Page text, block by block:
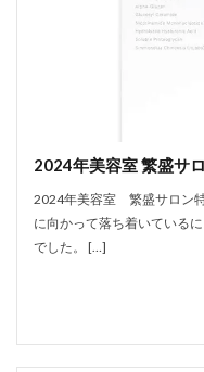
2024年美容室 繁盛サ
2024年美容室 繁盛サロン
に向かって落ち着いている
でした。 […]